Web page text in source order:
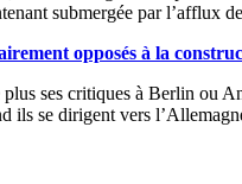
submergée par l’afflux
opposés à la
ses critiques à Berlin ou
ils se dirigent vers